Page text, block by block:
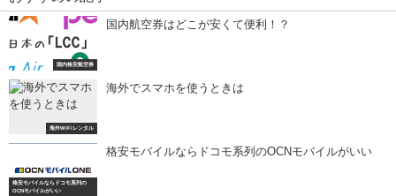
姉の出産祝いでここのベビー服を
プレゼントしたら絶賛された
姉の出産祝いでここのベビー服をプレゼントしたら絶
旅行
ドコモユーザーの旅行はｄトラベルがお得！？
電子書籍サービスって結局どれが
いいの？おすすめ10選
電子書籍サービスって結局どれがいいの？おすすめ10